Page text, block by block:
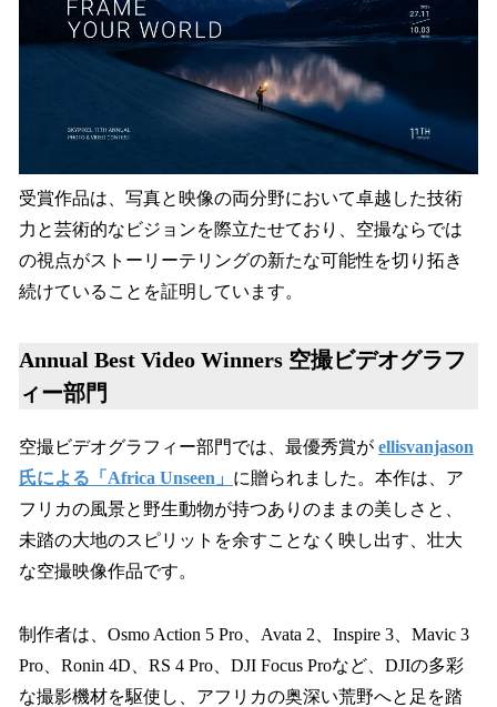
受賞作品は、写真と映像の両分野において卓越した技術
力と芸術的なビジョンを際立たせており、空撮ならでは
の視点がストーリーテリングの新たな可能性を切り拓き
続けていることを証明しています。
Annual Best Video Winners 空撮ビデオグラフ
ィー部門
空撮ビデオグラフィー部門では、最優秀賞が ellisvanjason
氏による「Africa Unseen」 に贈られました。本作は、ア
フリカの風景と野生動物が持つありのままの美しさと、
未踏の大地のスピリットを余すことなく映し出す、壮大
な空撮映像作品です。
制作者は、Osmo Action 5 Pro、Avata 2、Inspire 3、Mavic 3
Pro、Ronin 4D、RS 4 Pro、DJI Focus Proなど、DJIの多彩
な撮影機材を駆使し、アフリカの奥深い荒野へと足を踏